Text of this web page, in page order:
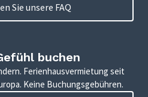
Sie unsere FAQ
buchen
Ferienhausvermietung seit
Keine Buchungsgebühren.